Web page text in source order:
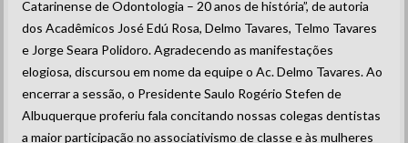
Catarinense de Odontologia – 20 anos de história”, de autoria
dos Acadêmicos José Edú Rosa, Delmo Tavares, Telmo Tavares
e Jorge Seara Polidoro. Agradecendo as manifestações
elogiosa, discursou em nome da equipe o Ac. Delmo Tavares. Ao
encerrar a sessão, o Presidente Saulo Rogério Stefen de
Albuquerque proferiu fala concitando nossas colegas dentistas
a maior participação no associativismo de classe e às mulheres